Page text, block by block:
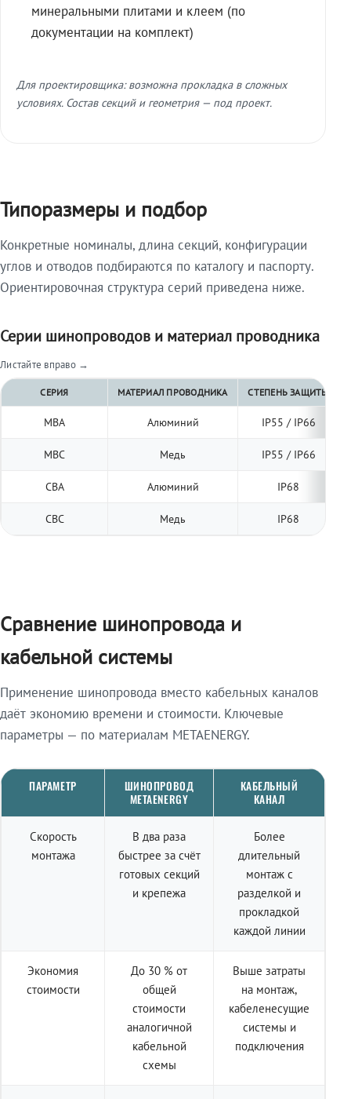
минеральными плитами и клеем (по
документации на комплект)
Для проектировщика: возможна прокладка в сложных
условиях. Состав секций и геометрия — под проект.
Типоразмеры и подбор
Конкретные номиналы, длина секций, конфигурации
углов и отводов подбираются по каталогу и паспорту.
Ориентировочная структура серий приведена ниже.
Серии шинопроводов и материал проводника
Листайте вправо →
СЕРИЯ МАТЕРИАЛ ПРОВОДНИКА СТЕПЕНЬ ЗАЩИТЫ
МВА Алюминий IP55 / IP66
МВС Медь IP55 / IP66
СВА Алюминий IP68
СВС Медь IP68
Сравнение шинопровода и
кабельной системы
Применение шинопровода вместо кабельных каналов
даёт экономию времени и стоимости. Ключевые
параметры — по материалам METAENERGY.
ПАРАМЕТР
ШИНОПРОВОД
METAENERGY
КАБЕЛЬНЫЙ
КАНАЛ
Скорость
монтажа
В два раза
быстрее за счёт
готовых секций
и крепежа
Более
длительный
монтаж с
разделкой и
прокладкой
каждой линии
Экономия
стоимости
До 30 % от
общей
стоимости
аналогичной
кабельной
схемы
Выше затраты
на монтаж,
кабеленесущие
системы и
подключения